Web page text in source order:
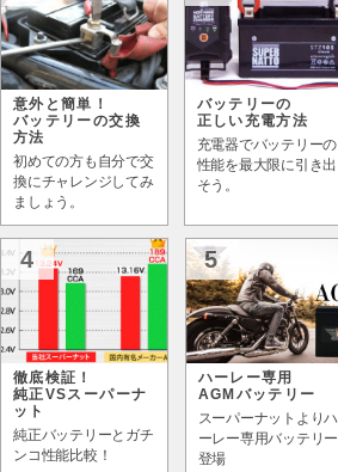
意外と簡単！
バッテリーの交換
方法
初めての方も自分で交
換にチャレンジしてみ
ましょう。
バッテリーの
正しい充電方法
充電器でバッテリーの
性能を最大限に引き出
そう。
4
徹底検証！
純正VSスーパーナ
ット
純正バッテリーとガチ
ンコ性能比較！
5
ハーレー専用
AGMバッテリー
スーパーナットよりハ
ーレー専用バッテリー
登場